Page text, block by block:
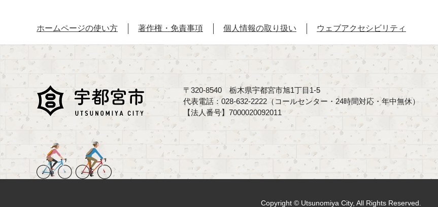
ホームページの使い方 著作権・免責事項 個人情報の取り扱い ウェブアクセシビリティ
〒320-8540 栃木県宇都宮市旭1丁目1-5
代表電話：028-632-2222（コールセンター・24時間対応・年中無休）
【法人番号】7000020092011
Copyright © Utsunomiya City, All Rights Reserved.